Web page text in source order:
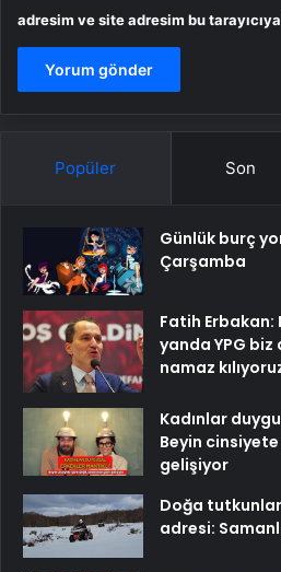
adresim ve site adresim bu
Popüler Son
Günlük burç
Çarşamba
Fatih Erbakan:
yanda YPG biz
namaz
Kadınlar
Beyin
gelişiyor
Doğa
adresi: